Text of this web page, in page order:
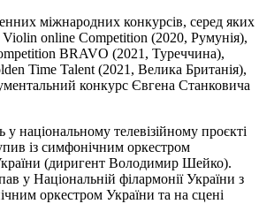
міжнародних конкурсів, серед яких
Violin online Competition (2020, Румунія),
BRAVO (2021, Туреччина),
Time Talent (2021, Велика Британія),
конкурс Євгена Станковича
у національному телевізійному проєкті
із симфонічним оркестром
(диригент Володимир Шейко).
у Національній філармонії України з
оркестром України та на сцені